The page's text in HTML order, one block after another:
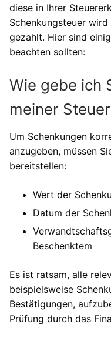
diese in Ihrer
Schenkungsteuer
gezahlt. Hier sind
beachten sollten:
Wie gebe ich
meiner
Um Schenkungen
anzugeben, müssen
bereitstellen:
Wert der
Datum der
Beschenktem
Es ist ratsam, alle
beispielsweise
Bestätigungen,
Prüfung durch das